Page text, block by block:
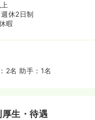
休2日制
暇
2名 助手：1名
厚生・待遇